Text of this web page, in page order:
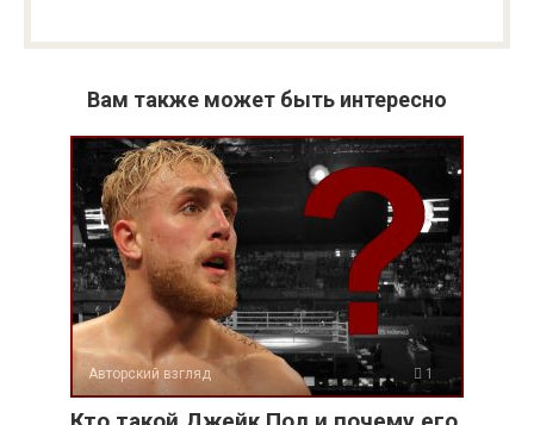
Вам также может быть интересно
Авторский взгляд 1